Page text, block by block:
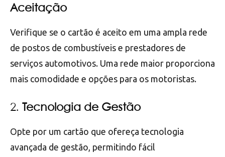
Aceitação
Verifique se o cartão é aceito em uma ampla rede
de postos de combustíveis e prestadores de
serviços automotivos. Uma rede maior proporciona
mais comodidade e opções para os motoristas.
2. Tecnologia de Gestão
Opte por um cartão que ofereça tecnologia
avançada de gestão, permitindo fácil